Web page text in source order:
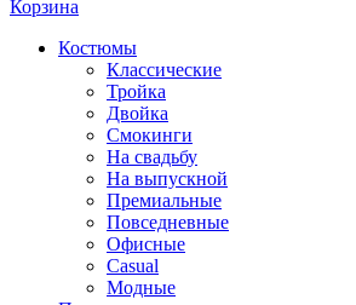
Корзина
Костюмы
Классические
Тройка
Двойка
Смокинги
На свадьбу
На выпускной
Премиальные
Повседневные
Офисные
Casual
Модные